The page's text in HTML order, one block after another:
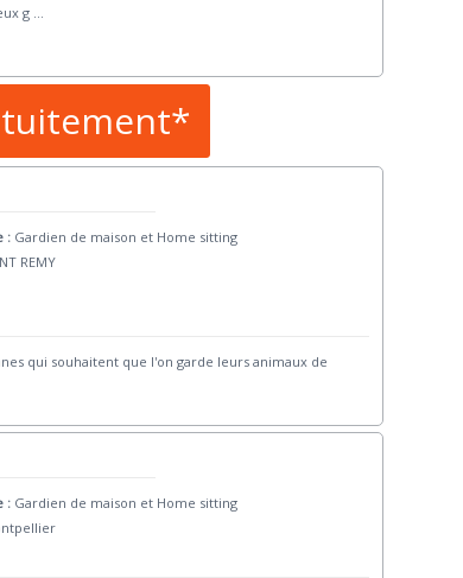
g
: Gardien de maison et Home sitting
REMY
qui souhaitent que l'on garde leurs animaux de
: Gardien de maison et Home sitting